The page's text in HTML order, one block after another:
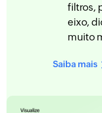
filtros,
eixo,
muito
Saiba mais